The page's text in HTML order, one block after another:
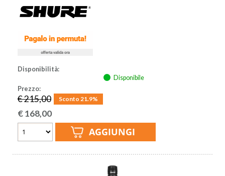
Disponibilità:
Disponibile
Prezzo:
€ 215,00 Sconto 21.9%
€168,00